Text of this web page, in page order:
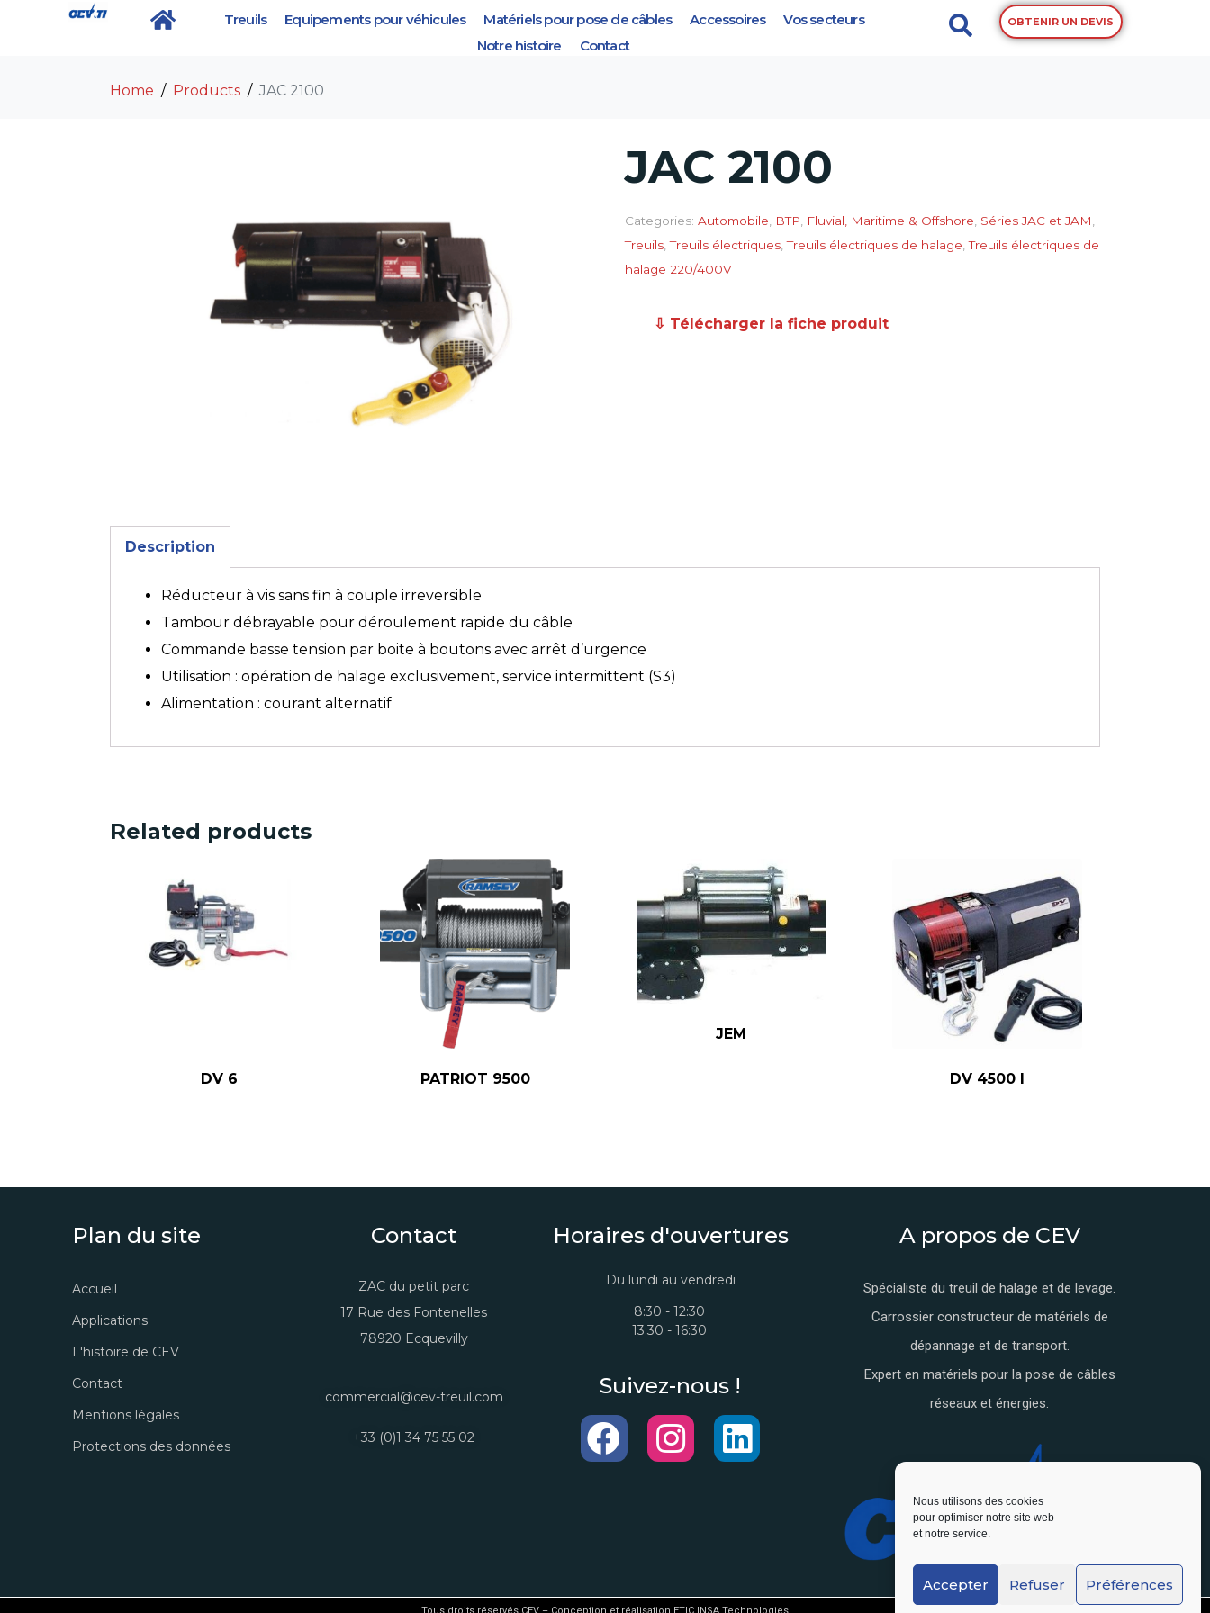
Nous utilisons des cookies
pour optimiser notre site web
et notre service.
Accepter Refuser Préférences
Treuils Equipements pour véhicules Matériels pour pose de câbles Accessoires
Vos secteurs
Notre histoire
Contact
OBTENIR UN DEVIS
JAC 2100
Home Products JAC 2100
JAC 2100
Categories: Automobile BTP Fluvial, Maritime & Offshore Séries JAC et JAM
Treuils ,Treuils électriques ,Treuils électriques de halage ,Treuils électriques de
halage 220/400V
⇩ Télécharger la fiche produit
Description
Réducteur à vis sans fin à couple irreversible
Tambour débrayable pour déroulement rapide du câble
Commande basse tension par boite à boutons avec arrêt d’urgence
Utilisation : opération de halage exclusivement, service intermittent (S3)
Alimentation : courant alternatif
Related products
DV 6 PATRIOT 9500
JEM
DV 4500 I
Plan du site
Accueil
Applications
L'histoire de CEV
Contact
Mentions légales
Protections des données
Contact
ZAC du petit parc
17 Rue des Fontenelles
78920 Ecquevilly
commercial@cev-treuil.com
+33 (0)1 34 75 55 02
Horaires d'ouvertures
Du lundi au vendredi
8:30 - 12:30
13:30 - 16:30
Suivez-nous !
A propos de CEV
Spécialiste du treuil de halage et de levage.
Carrossier constructeur de matériels de
dépannage et de transport.
Expert en matériels pour la pose de câbles
réseaux et énergies.